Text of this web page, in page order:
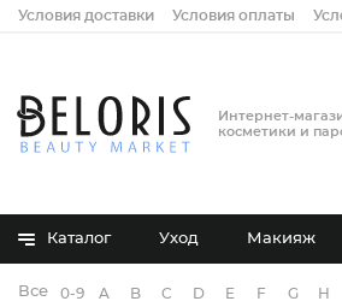
Условия доставки Условия оплаты
Интернет-
косметики и
Каталог Уход Макияж
Все бренды
0-9 A B C D E F G H